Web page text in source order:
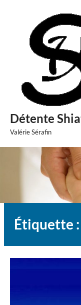
Détente
Valérie Sérafin
Étiquette :